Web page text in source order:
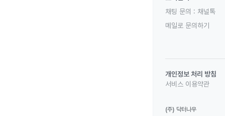
채팅 문의 : 채널톡
메일로 문의하기
개인정보 처리 방침
서비스 이용약관
(주) 닥터나우